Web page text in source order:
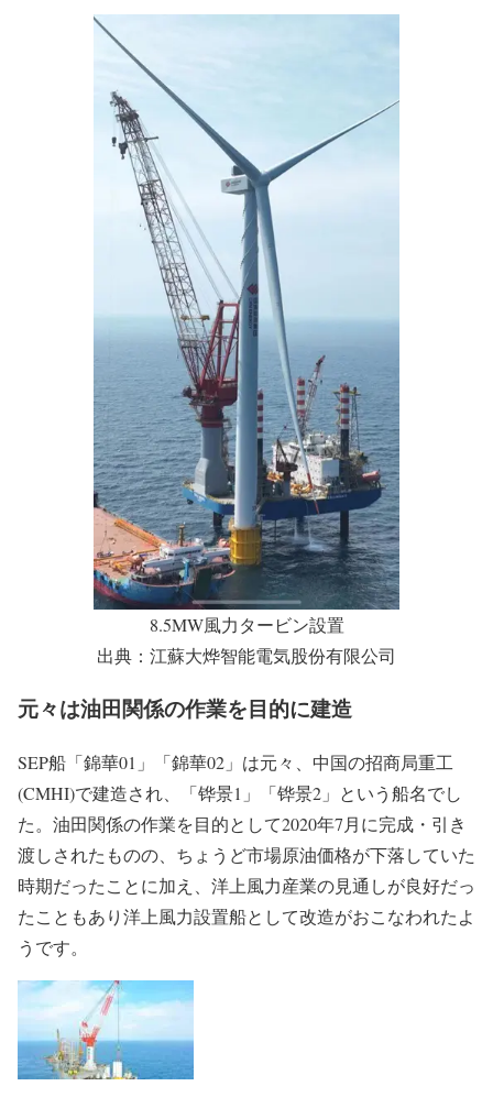
幅 45.4m
深さ
レグ長さ
最大作業水深 60m
DPS
載貨重量トン 2,460トン
8.5MW風力タービン設置
元々は油田関係の作業を目的に建造
SEP船「錦華01」「錦華02」は元々、中国の招商局重工